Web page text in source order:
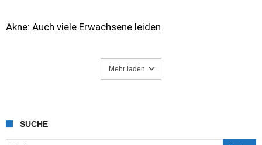
Akne: Auch viele Erwachsene leiden
Mehr laden
SUCHE
Suche nach: